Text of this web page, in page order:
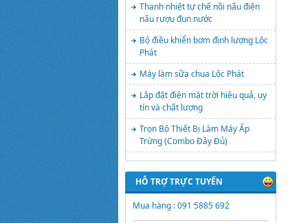
Thanh nhiệt tự chế nồi nấu điện
nấu rượu đun nước
Bộ điều khiển bơm định lượng Lộc
Phát
Máy làm sữa chua Lộc Phát
Lắp đặt điện mặt trời hiệu quả, uy
tín và chất lượng
Trọn Bộ Thiết Bị Làm Máy Ấp
Trứng (Combo Đầy Đủ)
HỖ TRỢ TRỰC TUYẾN
Mua hàng : 091 5885 692